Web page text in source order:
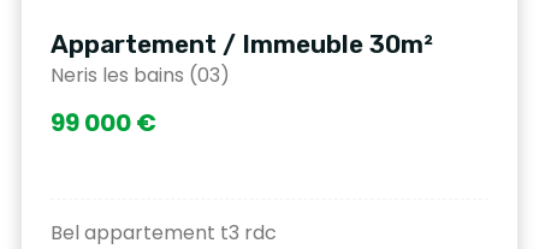
Appartement / Immeuble 30m²
Neris les bains (03)
99 000 €
Bel appartement t3 rdc